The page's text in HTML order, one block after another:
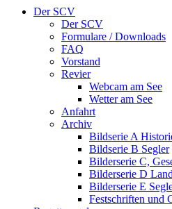
Der SCV
Der SCV
Formulare / Downloads
FAQ
Vorstand
Revier
Webcam am See
Wetter am See
Anfahrt
Archiv
Bildserie A
Bildserie B Segler
Bilderserie C,
Bilderserie D
Bilderserie E
Festschriften und